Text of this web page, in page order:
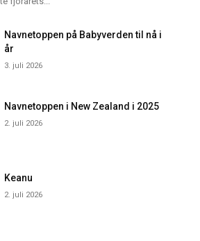
Navnetoppen på Babyverden til nå i
år
3. juli 2026
Navnetoppen i New Zealand i 2025
2. juli 2026
Keanu
2. juli 2026